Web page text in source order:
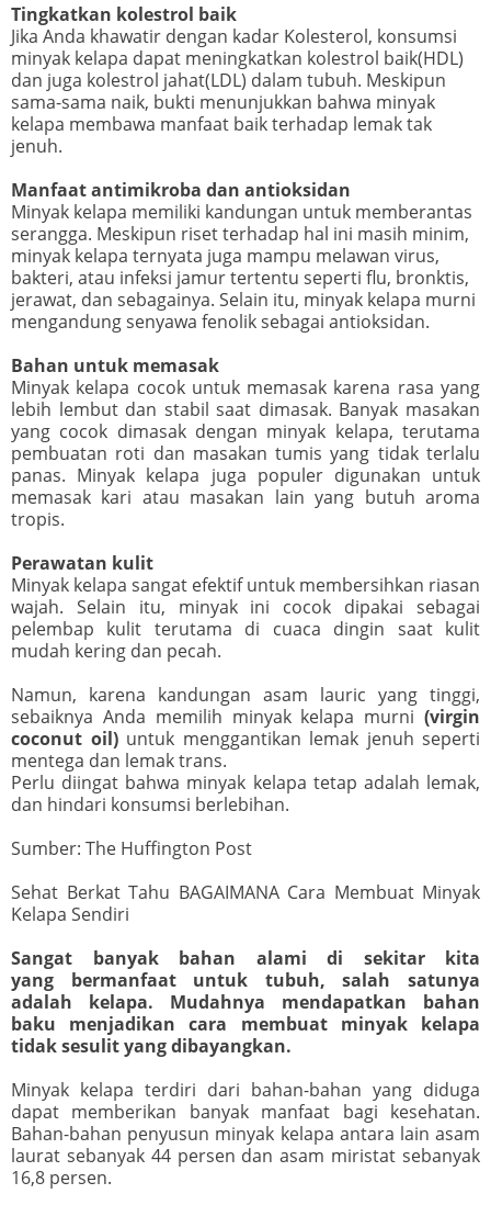
Tingkatkan kolestrol baik
Jika Anda khawatir dengan kadar Kolesterol, konsumsi
minyak kelapa dapat meningkatkan kolestrol baik(HDL)
dan juga kolestrol jahat(LDL) dalam tubuh. Meskipun
sama-sama naik, bukti menunjukkan bahwa minyak
kelapa membawa manfaat baik terhadap lemak tak
jenuh.
Manfaat antimikroba dan antioksidan
Minyak kelapa memiliki kandungan untuk memberantas
serangga. Meskipun riset terhadap hal ini masih minim,
minyak kelapa ternyata juga mampu melawan virus,
bakteri, atau infeksi jamur tertentu seperti flu, bronktis,
jerawat, dan sebagainya. Selain itu, minyak kelapa murni
mengandung senyawa fenolik sebagai antioksidan.
Bahan untuk memasak
Minyak kelapa cocok untuk memasak karena rasa yang
lebih lembut dan stabil saat dimasak. Banyak masakan
yang cocok dimasak dengan minyak kelapa, terutama
pembuatan roti dan masakan tumis yang tidak terlalu
panas. Minyak kelapa juga populer digunakan untuk
memasak kari atau masakan lain yang butuh aroma
tropis.
Perawatan kulit
Minyak kelapa sangat efektif untuk membersihkan riasan
wajah. Selain itu, minyak ini cocok dipakai sebagai
pelembap kulit terutama di cuaca dingin saat kulit
mudah kering dan pecah.
Namun, karena kandungan asam lauric yang tinggi,
sebaiknya Anda memilih minyak kelapa murni (virgin
coconut oil)untuk menggantikan lemak jenuh seperti
mentega dan lemak trans.
Perlu diingat bahwa minyak kelapa tetap adalah lemak,
dan hindari konsumsi berlebihan.
Sumber: The Huffington Post
Sehat Berkat Tahu BAGAIMANA Cara Membuat Minyak
Kelapa Sendiri
Sangat banyak bahan alami di sekitar kita
yang bermanfaat untuk tubuh, salah satunya
adalah kelapa. Mudahnya mendapatkan bahan
baku menjadikan cara membuat minyak kelapa
tidak sesulit yang dibayangkan.
Minyak kelapa terdiri dari bahan-bahan yang diduga
dapat memberikan banyak manfaat bagi kesehatan.
Bahan-bahan penyusun minyak kelapa antara lain asam
laurat sebanyak 44 persen dan asam miristat sebanyak
16,8 persen.